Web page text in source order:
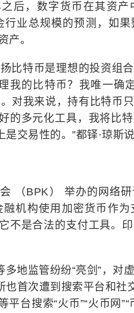
后，数字货币在其资产
业总规模的预测，如
产。
比特币是理想的投资组
我的比特币？我唯一确
对我来说，持有比特币
的多元化工具，我将比
交易性的。”都铎·琼斯说
（BPK） 举办的网络
机构使用加密货币作
不是合法的支付工具。
地监管纷纷“亮剑”，对
首次遭到搜索平台和社
台搜索“火币”“火币网”“